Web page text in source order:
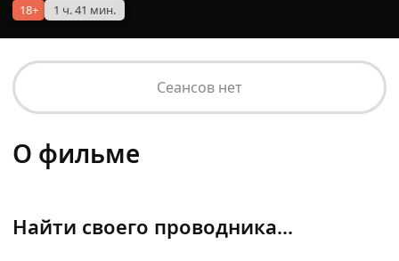
18+ 1 ч. 41 мин.
Сеансов нет
О фильме
Найти своего проводника...